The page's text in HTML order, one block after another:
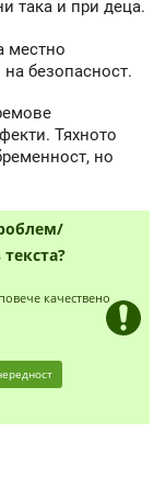
така и при деца.
местно
безопасност.
Тяхното
но
качествено